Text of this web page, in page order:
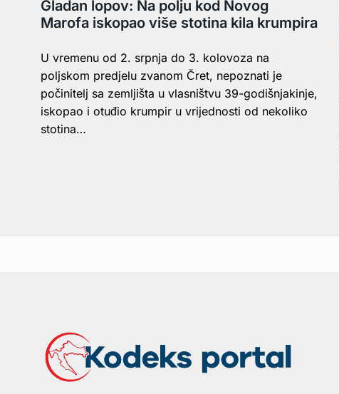
Gladan lopov: Na polju kod Novog
Marofa iskopao više stotina kila krumpira
U vremenu od 2. srpnja do 3. kolovoza na
poljskom predjelu zvanom Čret, nepoznati je
počinitelj sa zemljišta u vlasništvu 39-godišnjakinje,
iskopao i otuđio krumpir u vrijednosti od nekoliko
stotina…